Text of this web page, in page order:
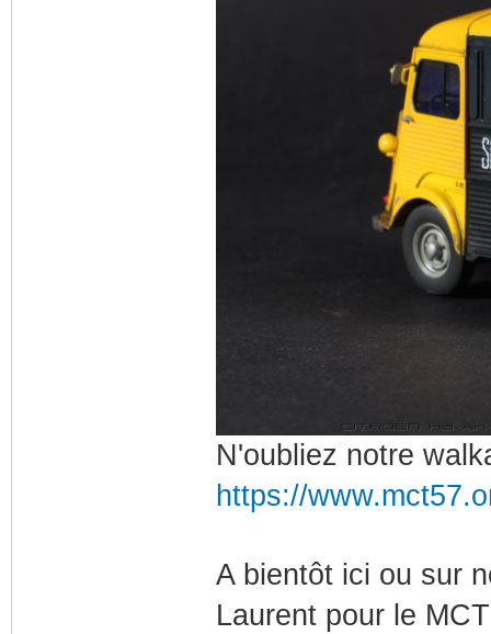
N'oubliez notre
https://
A bientôt ici ou sur
Laurent pour le MCT